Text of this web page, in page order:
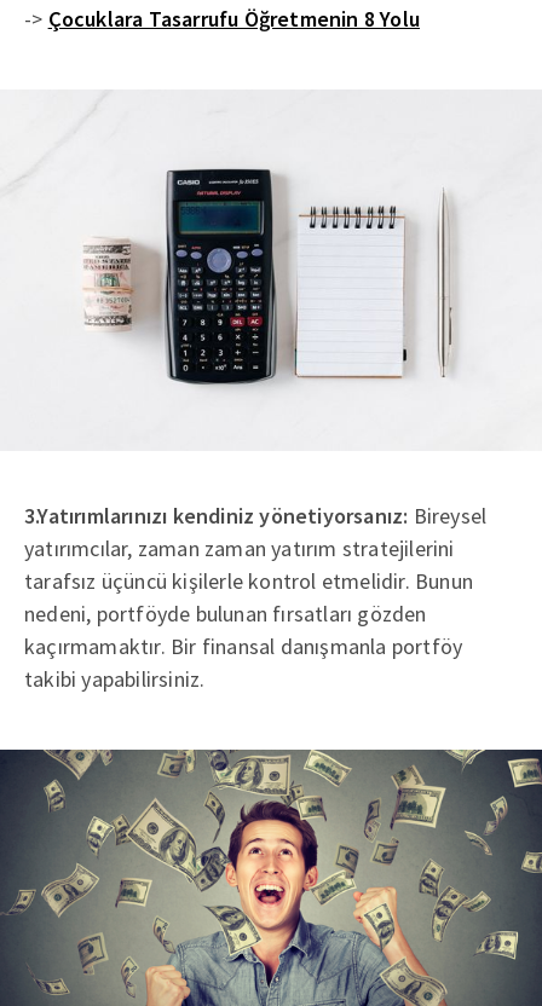
-> Çocuklara Tasarrufu Öğretmenin 8 Yolu
3.Yatırımlarınızı kendiniz yönetiyorsanız: Bireysel
yatırımcılar, zaman zaman yatırım stratejilerini
tarafsız üçüncü kişilerle kontrol etmelidir. Bunun
nedeni, portföyde bulunan fırsatları gözden
kaçırmamaktır. Bir finansal danışmanla portföy
takibi yapabilirsiniz.